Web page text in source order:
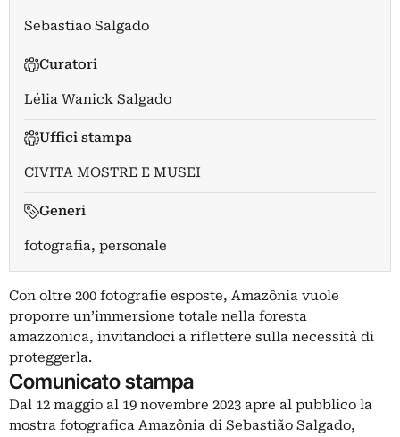
Sebastiao Salgado
Curatori
Lélia Wanick Salgado
Uffici stampa
CIVITA MOSTRE E MUSEI
Generi
fotografia, personale
Con oltre 200 fotografie esposte, Amazônia vuole
proporre un’immersione totale nella foresta
amazzonica, invitandoci a riflettere sulla necessità di
proteggerla.
Comunicato stampa
Dal 12 maggio al 19 novembre 2023 apre al pubblico la
mostra fotografica Amazônia di Sebastião Salgado,